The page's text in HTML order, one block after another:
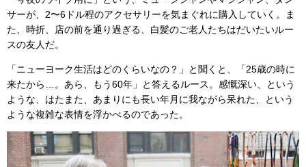
サーが、2〜6ドル程のアクセサリーを気まぐれに購入していく。ま
た、時折、店の前を通り過ぎる、白髪のご老人たちはだいたいルー
スの友人だ。
「ニューヨーク生活はどのくらいなの？」と聞くと、「25歳の時に
来たから…。あら、もう60年」と答えるルース。感慨深い、という
ような、はたまた、あまりにも長い年月に我ながら呆れた、という
ような複雑な表情を浮かべるのであった。